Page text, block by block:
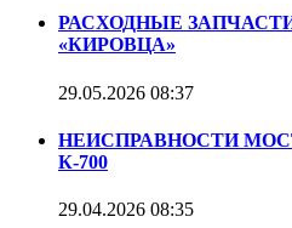
РАСХОДНЫЕ
«КИРОВЦА»
29.05.2026 08:37
НЕИСПРАВНОСТИ
К-700
29.04.2026 08:35